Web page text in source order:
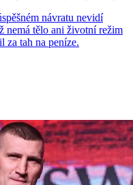
návratu nevidí
nemá tělo ani životní režim
za tah na peníze.